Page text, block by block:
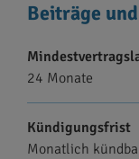
Beiträge
24 Monate
Kündigungsfrist
Monatlich